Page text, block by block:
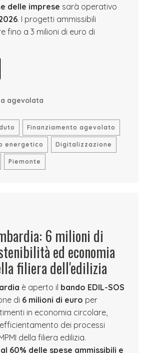
delle imprese sarà operativo
. I progetti ammissibili
fino a 3 milioni di euro di
agevolata
Finanziamento agevolato
energetico Digitalizzazione
Piemonte
6 milioni di
ed economia
filiera dell'edilizia
è aperto il bando EDIL-SOS
di 6 milioni di euro per
in economia circolare,
dei processi
della filiera edilizia.
60% delle spese ammissibili e